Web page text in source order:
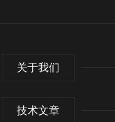
关于我们
技术文章